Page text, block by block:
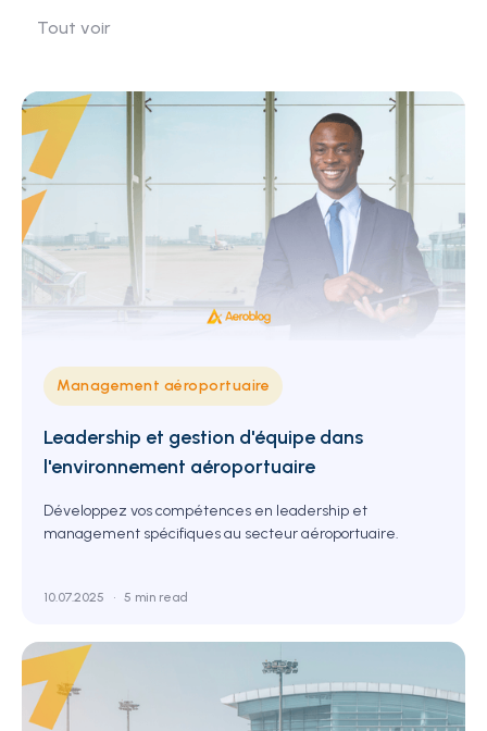
Tout voir
Management aéroportuaire
Leadership et gestion d'équipe dans
l'environnement aéroportuaire
Développez vos compétences en leadership et
management spécifiques au secteur aéroportuaire.
10.07.2025 • 5 min read